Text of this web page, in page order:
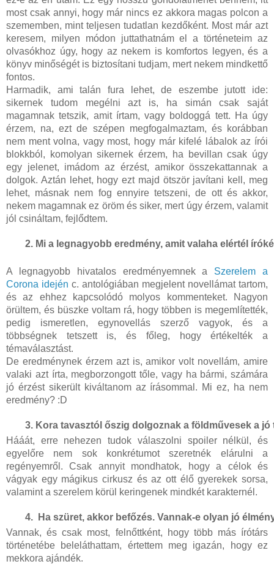
most csak annyi, hogy már nincs ez akkora magas polcon a
szememben, mint teljesen tudatlan kezdőként. Most már azt
keresem, milyen módon juttathatnám el a történeteim az
olvasókhoz úgy, hogy az nekem is komfortos legyen, és a
könyv minőségét is biztosítani tudjam, mert nekem mindkettő
fontos.
Harmadik, ami talán fura lehet, de eszembe jutott ide:
sikernek tudom megélni azt is, ha simán csak saját
magamnak tetszik, amit írtam, vagy boldoggá tett. Ha úgy
érzem, na, ezt de szépen megfogalmaztam, és korábban
nem ment volna, vagy most, hogy már kifelé lábalok az írói
blokkból, komolyan sikernek érzem, ha bevillan csak úgy
egy jelenet, imádom az érzést, amikor összekattannak a
dolgok. Aztán lehet, hogy ezt majd ötször javítani kell, meg
lehet, másnak nem fog ennyire tetszeni, de ott és akkor,
nekem magamnak ez öröm és siker, mert úgy érzem, valamit
jól csináltam, fejlődtem.
Mi a legnagyobb eredmény, amit valaha elértél
A legnagyobb hivatalos eredményemnek a Szerelem a
Corona idején c. antológiában megjelent novellámat tartom,
és az ehhez kapcsolódó molyos kommenteket. Nagyon
örültem, és büszke voltam rá, hogy többen is megemlítették,
pedig ismeretlen, egynovellás szerző vagyok, és a
többségnek tetszett is, és főleg, hogy értékelték a
témaválasztást.
De eredménynek érzem azt is, amikor volt novellám, amire
valaki azt írta, megborzongott tőle, vagy ha bármi, számára
jó érzést sikerült kiváltanom az írásommal. Mi ez, ha nem
eredmény? :D
Kora tavasztól őszig dolgoznak a földművesek a
Hááát, erre nehezen tudok válaszolni spoiler nélkül, és
egyelőre nem sok konkrétumot szeretnék elárulni a
regényemről. Csak annyit mondhatok, hogy a célok és
vágyak egy mágikus cirkusz és az ott élő gyerekek sorsa,
valamint a szerelem körül keringenek mindkét karakternél.
Ha szüret, akkor befőzés. Vannak-e olyan jó
Vannak, és csak most, felnőttként, hogy több más írótárs
történetébe beleláthattam, értettem meg igazán, hogy ez
mekkora ajándék.